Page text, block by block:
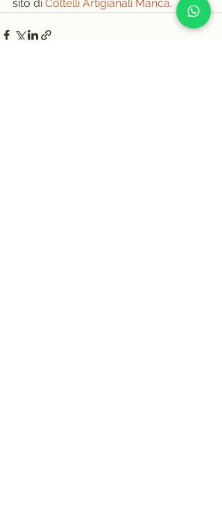
sito di Coltelli Artigianali Manca.